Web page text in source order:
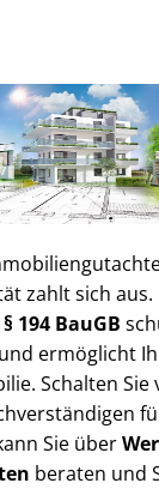
zahlt sich aus.
194 BauGB
ermöglicht
Schalten Sie
Sie über
beraten und